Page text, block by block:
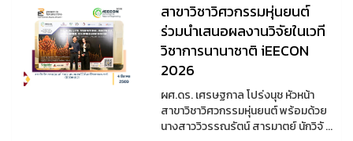
สาขาวิชาวิศวกรรมหุ่นยนต์
ร่วมนำเสนอผลงานวิจัยในเวที
วิชาการนานาชาติ iEECON
2026
ผศ.ดร. เศรษฐกาล โปร่งนุช หัวหน้า
สาขาวิชาวิศวกรรมหุ่นยนต์ พร้อมด้วย
นางสาววิวรรณรัตน์ สารมาตย์ นักวิจั ...